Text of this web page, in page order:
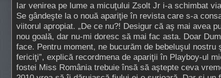
Iar venirea pe lume a micuţului Zsolt Jr i-a schimbat
Se gândeşte la o nouă apariţie în revista care s-a
viitorul apropiat. „De ce nu?! Desigur că aş mai avea
nou goală, dar nu-mi doresc să mai fac asta. Doar
face. Pentru moment, ne bucurăm de bebeluşul nostru
fericiţi”, explică recordmena de apariţii în Playboy-ul
fostei Miss România trebuie însă să aştepte ceva